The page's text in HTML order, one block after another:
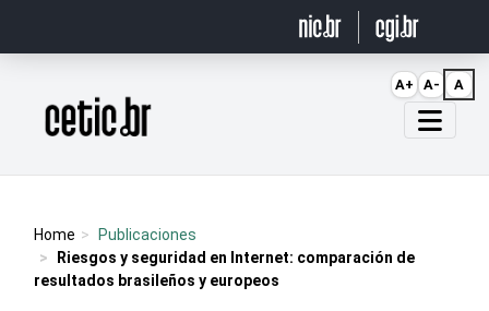
Página inicial
Home
Publicaciones
Riesgos y seguridad en Internet: comparación de
resultados brasileños y europeos
A+ A- A